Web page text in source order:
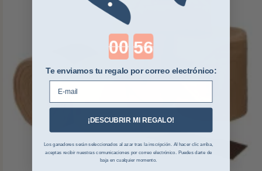
Countdown ends in:
Te enviamos tu regalo por correo electrónico:
E-mail
¡DESCUBRIR MI REGALO!
Los ganadores serán seleccionados al azar tras la inscripción. Al hacer clic arriba,
aceptas recibir nuestras comunicaciones por correo electrónico. Puedes darte de
baja en cualquier momento.